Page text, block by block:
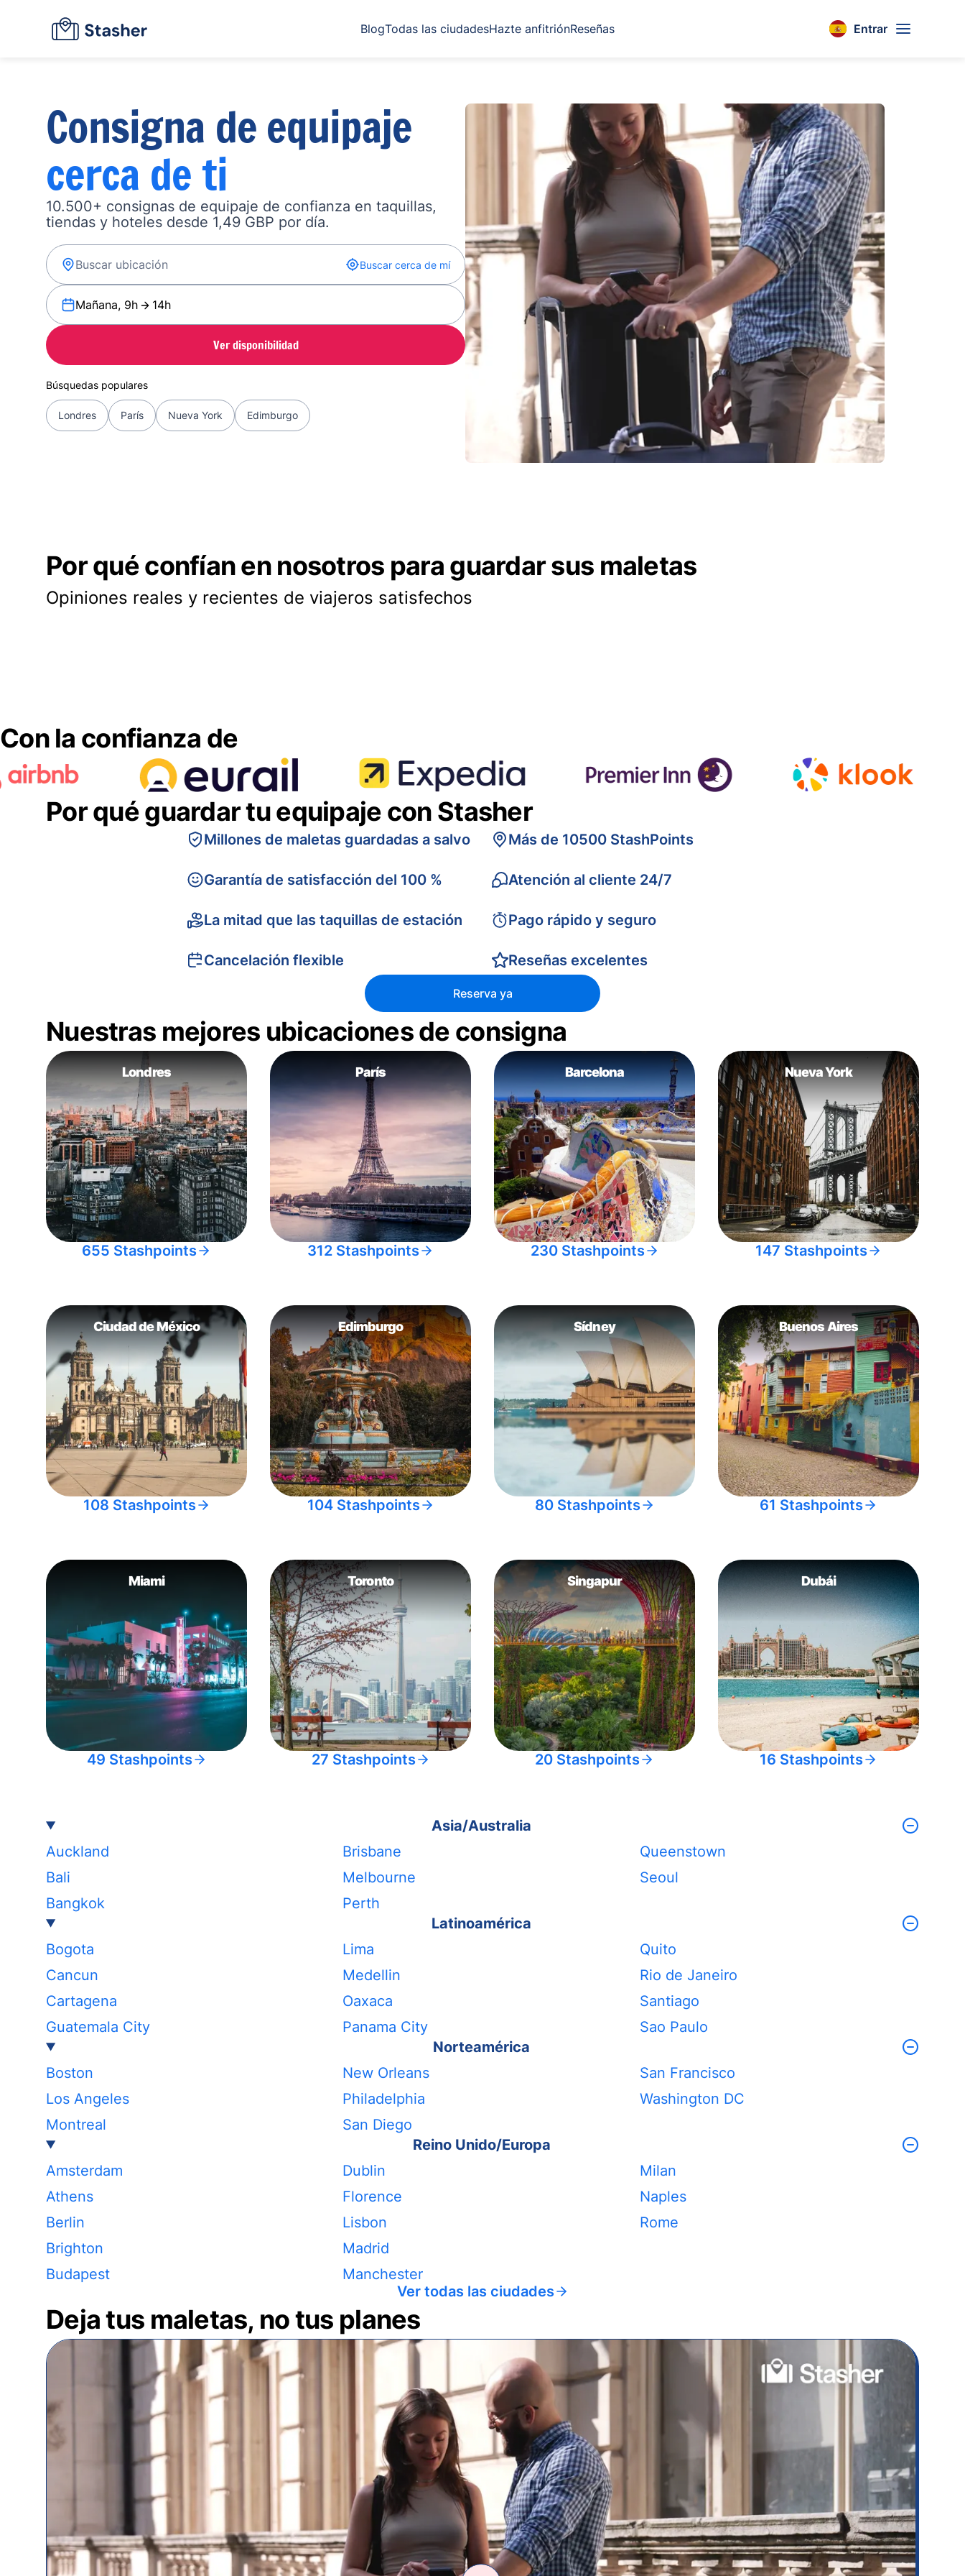
BlogTodas las ciudadesHazte anfitriónReseñas Entrar
Consigna de equipaje
cerca de ti
10.500+ consignas de equipaje de confianza en taquillas,
tiendas y hoteles desde 1,49 GBP por día.
Buscar cerca de mí
Mañana, 9h 14h
Ver disponibilidad
Búsquedas populares
Londres París Nueva York Edimburgo
Por qué confían en nosotros para guardar sus maletas
Opiniones reales y recientes de viajeros satisfechos
Con la confianza de
Por qué guardar tu equipaje con Stasher
Millones de maletas guardadas a salvo
Garantía de satisfacción del 100 %
La mitad que las taquillas de estación
Cancelación flexible
Más de 10500 StashPoints
Atención al cliente 24/7
Pago rápido y seguro
Reseñas excelentes
Reserva ya
Nuestras mejores ubicaciones de consigna
Londres
655 Stashpoints
París
312 Stashpoints
Barcelona
230 Stashpoints
Nueva York
147 Stashpoints
Ciudad de México
108 Stashpoints
Edimburgo
104 Stashpoints
Sídney
80 Stashpoints
Buenos Aires
61 Stashpoints
Miami
49 Stashpoints
Toronto
27 Stashpoints
Singapur
20 Stashpoints
Dubái
16 Stashpoints
Asia/Australia
Auckland
Bali
Bangkok
Brisbane
Melbourne
Perth
Queenstown
Seoul
Latinoamérica
Bogota
Cancun
Cartagena
Guatemala City
Lima
Medellin
Oaxaca
Panama City
Quito
Rio de Janeiro
Santiago
Sao Paulo
Norteamérica
Boston
Los Angeles
Montreal
New Orleans
Philadelphia
San Diego
San Francisco
Washington DC
Reino Unido/Europa
Amsterdam
Athens
Berlin
Brighton
Budapest
Dublin
Florence
Lisbon
Madrid
Manchester
Milan
Naples
Rome
Ver todas las ciudades
Deja tus maletas, no tus planes